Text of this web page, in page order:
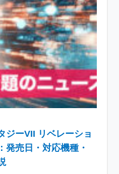
ジーVII リベレーショ
発売日・対応機種・